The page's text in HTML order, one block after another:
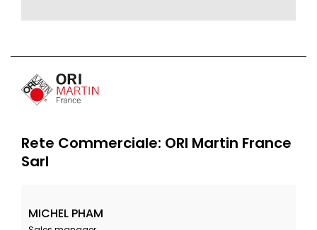
Rete Commerciale: ORI Martin France
Sarl
MICHEL PHAM